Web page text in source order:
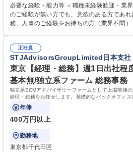
・採用・教育研修 ・福利厚生運用 など ※基
採用や教育等の業務内容により、関西圏以
出張もございます。 ※担当業務を持ちつつ、
必要な経験・能力等 ＜職種未経験歓迎・業
のご経験が無い方でも、意欲のある方であ
務、人事のご経験をお持ちの方（業界不問） ■求める人物像：・社内外の
正社員
STJAdvisorsGroupLimited日本支社
東京【経理・総務】週1日出社程
基本無/独立系ファーム 総務事務
独立系ECMアドバイザリーファームとして上場前後
経理・総務をお任せします。基礎的なバックオフィス
任担当として広く活躍できる環境です。
年俸
400万円以上
勤務地
東京都千代田区